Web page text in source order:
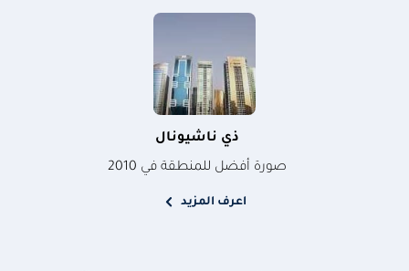
ذي ناشيونال
صورة أفضل للمنطقة في 2010
اعرف المزيد